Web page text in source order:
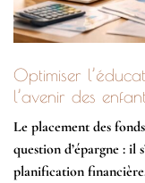
Optimiser
l’avenir des
Le placement des
question d’épargne : il
planification